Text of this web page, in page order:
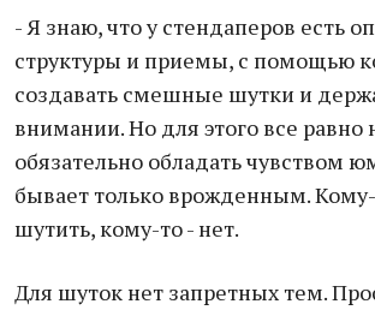
- Я знаю, что у стендаперов есть
структуры и приемы, с помощью
создавать смешные шутки и
внимании. Но для этого все равно
обязательно обладать чувством
бывает только врожденным.
шутить, кому-то - нет.
Для шуток нет запретных тем.